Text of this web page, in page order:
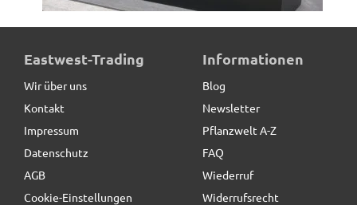
Pflanztrog SUPREMO, Pflanzkübel, Fiberglas schwarz
96,50 € *
Eastwest-Trading
Wir über uns
Kontakt
Impressum
Datenschutz
AGB
Cookie-Einstellungen
Informationen
Blog
Newsletter
Pflanzwelt A-Z
FAQ
Wiederruf
Widerrufsrecht